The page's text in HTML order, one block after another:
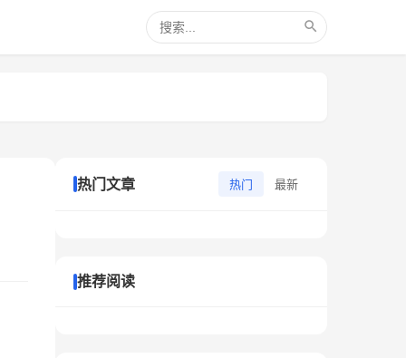
热门文章 热门 最新
推荐阅读